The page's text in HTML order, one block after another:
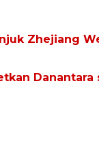
Zhejiang